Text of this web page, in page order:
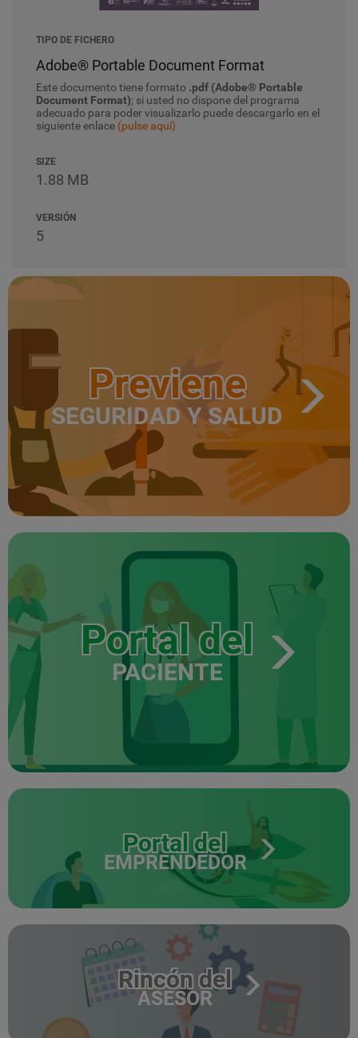
TIPO DE FICHERO
Adobe® Portable Document Format
Este documento tiene formato .pdf (Adobe® Portable
Document Format); si usted no dispone del programa
adecuado para poder visualizarlo puede descargarlo en el
siguiente enlace (pulse aquí)
SIZE
1.88 MB
VERSIÓN
5
Previene
SEGURIDAD Y SALUD
Portal del
PACIENTE
Portal del
EMPRENDEDOR
Rincón del
ASESOR